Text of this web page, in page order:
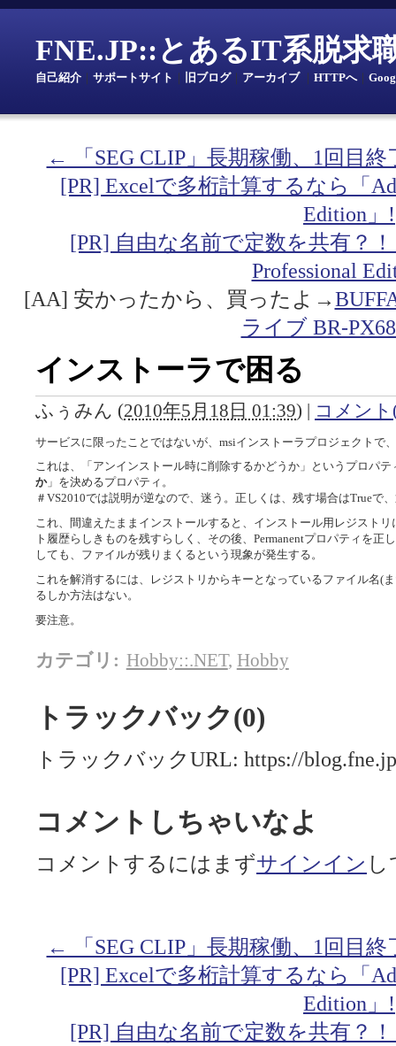
FNE.JP::とあるIT系脱求
自己紹介 サポートサイト 旧ブログ｜ アーカイブ｜ HTTPへ｜
← 「SEG CLIP」長期稼働、1回目終
[PR] Excelで多桁計算するなら「
Edition」!
[PR] 自由な名前で定数を共有？
Professional
[AA] 安かったから、買ったよ→
ライブ BR-
インストーラで困る
ふぅみん (2010年5月18日 01:39) | コメント
サービスに限ったことではないが、msiインストーラプロジェクトで
これは、「アンインストール時に削除するかどうか」というプロパテ
か」を決めるプロパティ。
＃VS2010では説明が逆なので、迷う。正しくは、残す場合はTrueで
これ、間違えたままインストールすると、インストール用レジスト
ト履歴らしきものを残すらしく、その後、Permanentプロパティを
しても、ファイルが残りまくるという現象が発生する。
これを解消するには、レジストリからキーとなっているファイル名(
るしか方法はない。
要注意。
カテゴリ : Hobby::.NET, Hobby
トラックバック(0)
トラックバックURL: https://
コメントしちゃいなよ
コメントするにはまずサインイン
← 「SEG CLIP」長期稼働、1回目終
[PR] Excelで多桁計算するなら「
Edition」!
[PR] 自由な名前で定数を共有？